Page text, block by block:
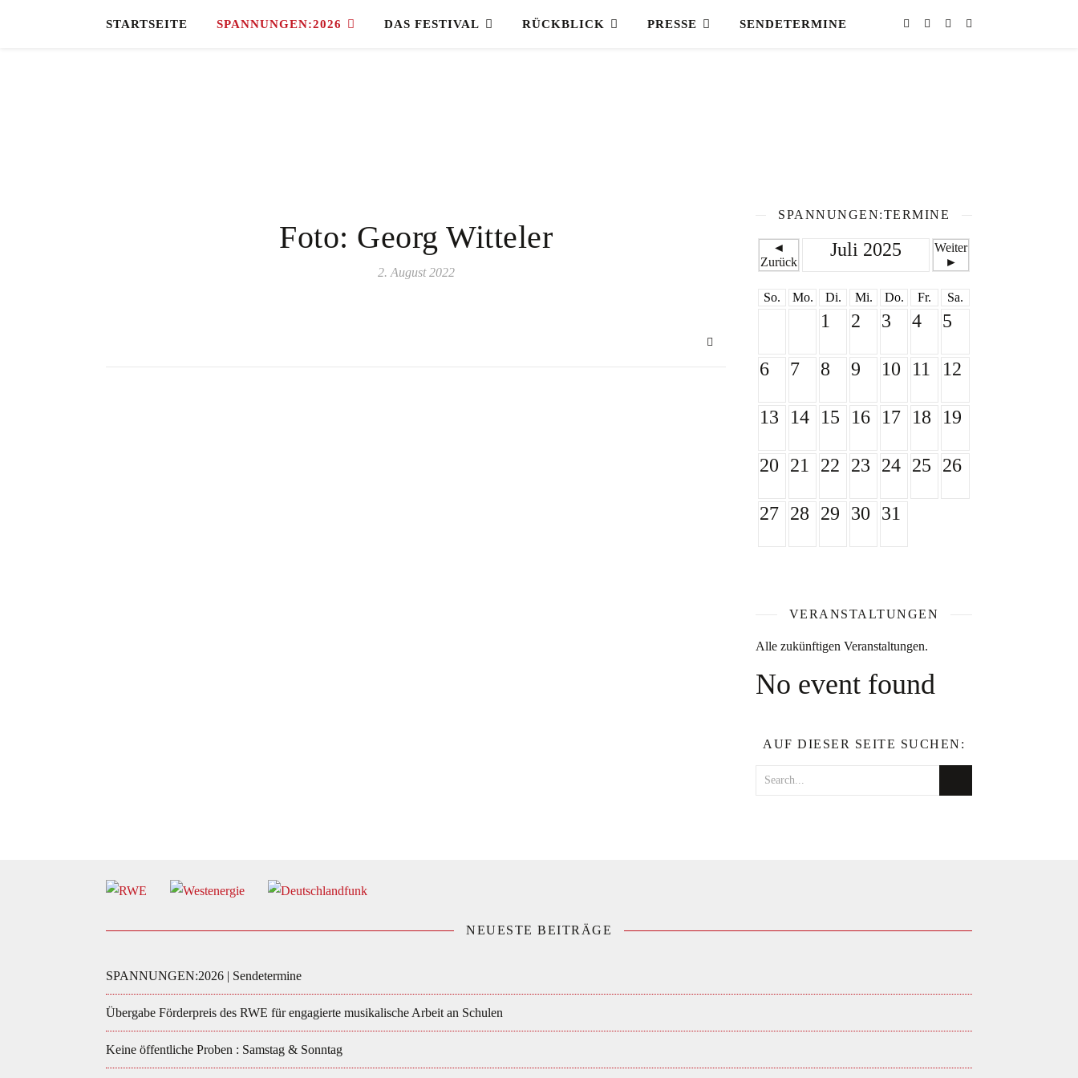
STARTSEITE SPANNUNGEN:2026 DAS FESTIVAL RÜCKBLICK PRESSE SENDETERMINE
Foto: Georg Witteler
2. August 2022
SPANNUNGEN:TERMINE
◄
Zurück
Juli 2025
Weiter
►
So. Mo. Di. Mi. Do. Fr. Sa.
1 2 3 4 5
6 7 8 9 10 11 12
13 14 15 16 17 18 19
20 21 22 23 24 25 26
27 28 29 30 31
VERANSTALTUNGEN
Alle zukünftigen Veranstaltungen.
No event found
AUF DIESER SEITE SUCHEN:
NEUESTE BEITRÄGE
SPANNUNGEN:2026 | Sendetermine
Übergabe Förderpreis des RWE für engagierte musikalische Arbeit an Schulen
Keine öffentliche Proben : Samstag & Sonntag